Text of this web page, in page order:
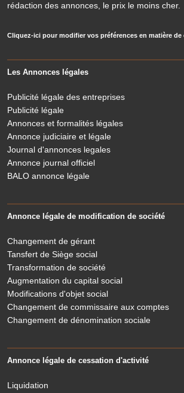
rédaction des annonces, le prix le moins cher.
Cliquez-ici pour modifier vos préférences en matière de
Les Annonces légales
Publicité légale des entreprises
Publicité légale
Annonces et formalités légales
Annonce judiciaire et légale
Journal d'annonces legales
Annonce journal officiel
BALO annonce légale
Annonce légale de modification de société
Changement de gérant
Tansfert de Siège social
Transformation de société
Augmentation du capital social
Modifications d'objet social
Changement de commissaire aux comptes
Changement de dénomination sociale
Annonce légale de cessation d'activité
Liquidation